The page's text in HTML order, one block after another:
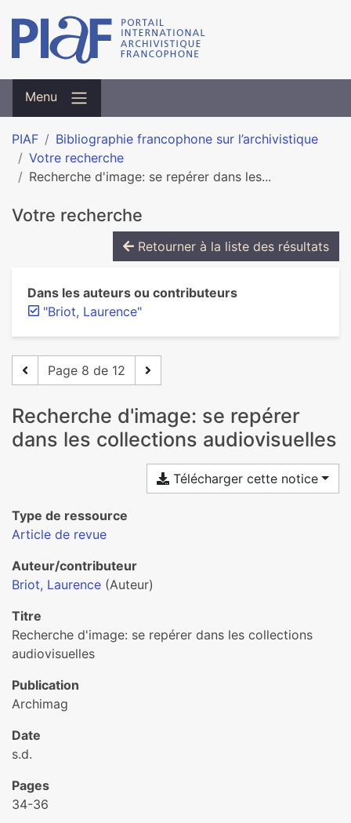
Menu
PIAF
Bibliographie francophone sur l’archivistique
Votre recherche
Recherche d'image: se repérer dans les...
Votre recherche
Retourner à la liste des résultats
Dans les auteurs ou contributeurs
"Briot, Laurence"
Page 8 de 12
Recherche d'image: se repérer
dans les collections audiovisuelles
Télécharger cette notice
Type de ressource
Article de revue
Auteur/contributeur
Briot, Laurence (Auteur)
Titre
Recherche d'image: se repérer dans les collections
audiovisuelles
Publication
Archimag
Date
s.d.
Pages
34-36